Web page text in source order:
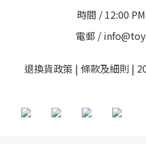
時間 / 12:00
電郵 /
退換貨政策 | 條款及細則 |